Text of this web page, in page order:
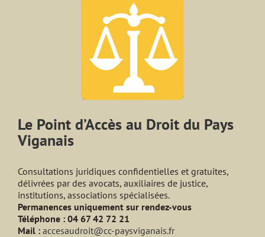
Le Point d’Accès au Droit du Pays
Viganais
Consultations juridiques confidentielles et gratuites,
délivrées par des avocats, auxiliaires de justice,
institutions, associations spécialisées.
Permanences uniquement sur rendez-vous
Téléphone : 04 67 42 72 21
Mail : accesaudroit@cc-paysviganais.fr